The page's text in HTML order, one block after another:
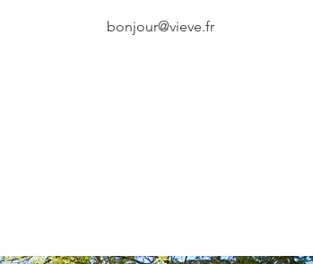
bonjour@vieve.fr